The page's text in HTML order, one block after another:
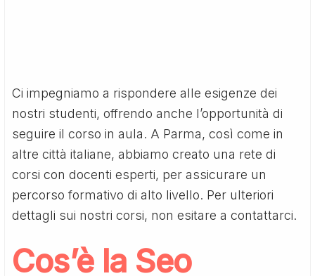
Ci impegniamo a rispondere alle esigenze dei
nostri studenti, offrendo anche l’opportunità di
seguire il corso in aula. A Parma, così come in
altre città italiane, abbiamo creato una rete di
corsi con docenti esperti, per assicurare un
percorso formativo di alto livello. Per ulteriori
dettagli sui nostri corsi, non esitare a contattarci.
Cos’è la Seo